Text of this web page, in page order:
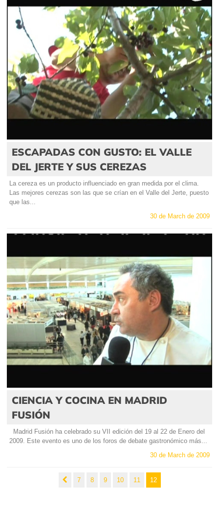
ESCAPADAS CON GUSTO: EL VALLE
DEL JERTE Y SUS CEREZAS
La cereza es un producto influenciado en gran medida por el clima.
Las mejores cerezas son las que se crían en el Valle del Jerte, puesto
que las...
30 de March de 2009
CIENCIA Y COCINA EN MADRID
FUSIÓN
Madrid Fusión ha celebrado su VII edición del 19 al 22 de Enero del
2009. Este evento es uno de los foros de debate gastronómico más...
30 de March de 2009
7 8 9 10 11 12